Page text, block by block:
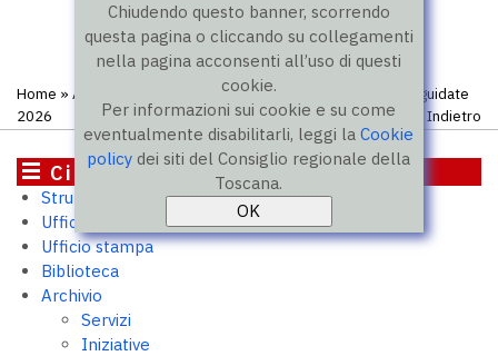
Chiudendo questo banner, scorrendo
questa pagina o cliccando su collegamenti
nella pagina acconsenti all’uso di questi
cookie.
Per informazioni sui cookie e su come
eventualmente disabilitarli, leggi laCookie
policy dei siti del Consiglio regionale della
Toscana.
Home » Archivio Fondo Oriana Fallaci» Fondo Fallaci visite guidate
2026
Indietro
Cittadini
Struttura e uffici
Ufficio relazioni con il pubblico
Ufficio stampa
Biblioteca
Archivio
Servizi
Iniziative